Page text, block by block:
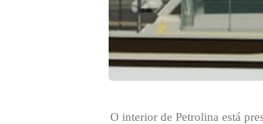
O interior de Petrolina está